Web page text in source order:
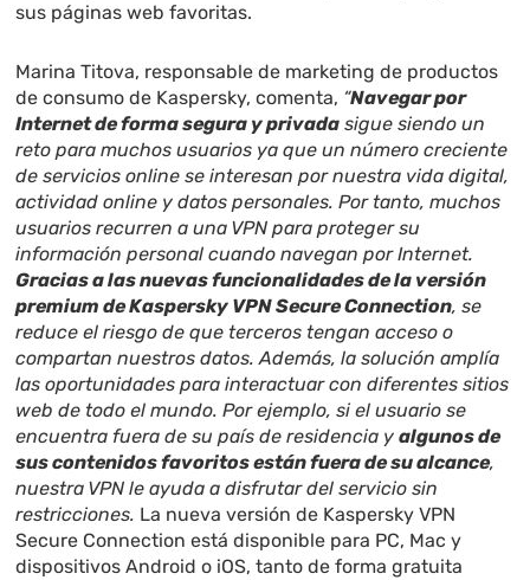
sus páginas web favoritas.
Marina Titova, responsable de marketing de productos
de consumo de Kaspersky, comenta, “Navegar por
Internet de forma segura y privada sigue siendo un
reto para muchos usuarios ya que un número creciente
de servicios online se interesan por nuestra vida digital,
actividad online y datos personales. Por tanto, muchos
usuarios recurren a una VPN para proteger su
información personal cuando navegan por Internet.
Gracias a las nuevas funcionalidades de la versión
premium de Kaspersky VPN Secure Connection, se
reduce el riesgo de que terceros tengan acceso o
compartan nuestros datos. Además, la solución amplía
las oportunidades para interactuar con diferentes sitios
web de todo el mundo. Por ejemplo, si el usuario se
encuentra fuera de su país de residencia yalgunos de
sus contenidos favoritos están fuera de su alcance,
nuestra VPN le ayuda a disfrutar del servicio sin
restricciones. La nueva versión de Kaspersky VPN
Secure Connection está disponible para PC, Mac y
dispositivos Android o iOS, tanto de forma gratuita